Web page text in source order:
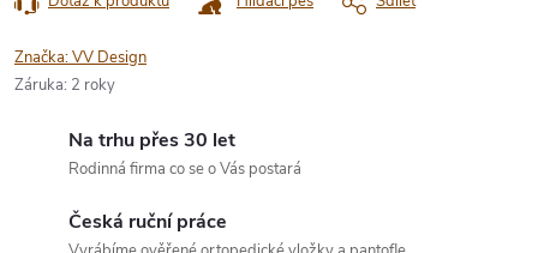
Značka:VV Design
Záruka: 2 roky
Na trhu přes 30 let
Rodinná firma co se o Vás postará
Česká ruční práce